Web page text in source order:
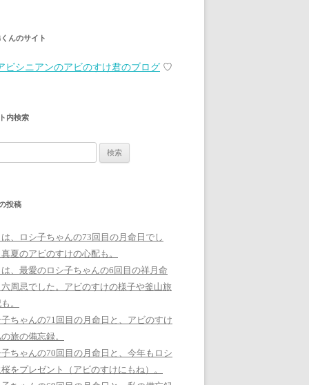
んのサイト
ビシニアンのアビのすけ君のブログ ♡
内検索
投稿
、ロシ子ちゃんの73回目の月命日でし
夏のアビのすけの心配も。
、最愛のロシ子ちゃんの6回目の祥月命
周忌でした。アビのすけの様子や釜山旅
。
ちゃんの71回目の月命日と、アビのすけ
旅の備忘録。
ちゃんの70回目の月命日と、今年もロシ
をプレゼント（アビのすけにもね）。